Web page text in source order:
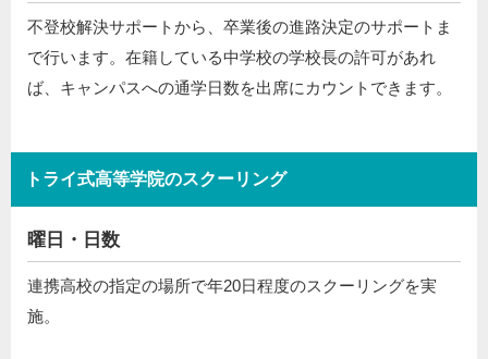
不登校解決サポートから、卒業後の進路決定のサポートま
で行います。在籍している中学校の学校長の許可があれ
ば、キャンパスへの通学日数を出席にカウントできます。​
トライ式高等学院のスクーリング
曜日・日数
連携高校の指定の場所で年20日程度のスクーリングを実
施。